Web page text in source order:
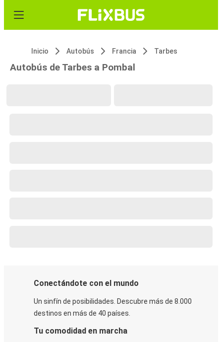
Inicio Autobús Francia Tarbes
Autobús de Tarbes a Pombal
Conectándote con el mundo
Un sinfín de posibilidades. Descubre más de 8.000
destinos en más de 40 países.
Tu comodidad en marcha